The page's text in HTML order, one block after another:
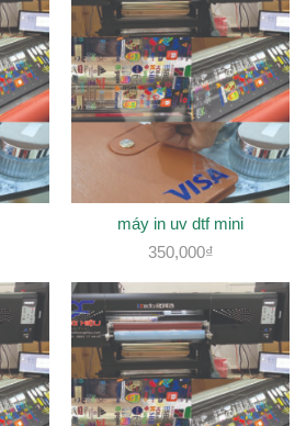
máy in uv dtf mini
350,000₫